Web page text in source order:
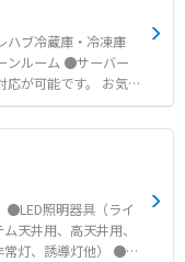
ハブ冷蔵庫・冷凍庫
ンルーム ●サーバー
応が可能です。 お気
●LED照明器具（ライ
天井用、高天井用、
、誘導灯他） ●青